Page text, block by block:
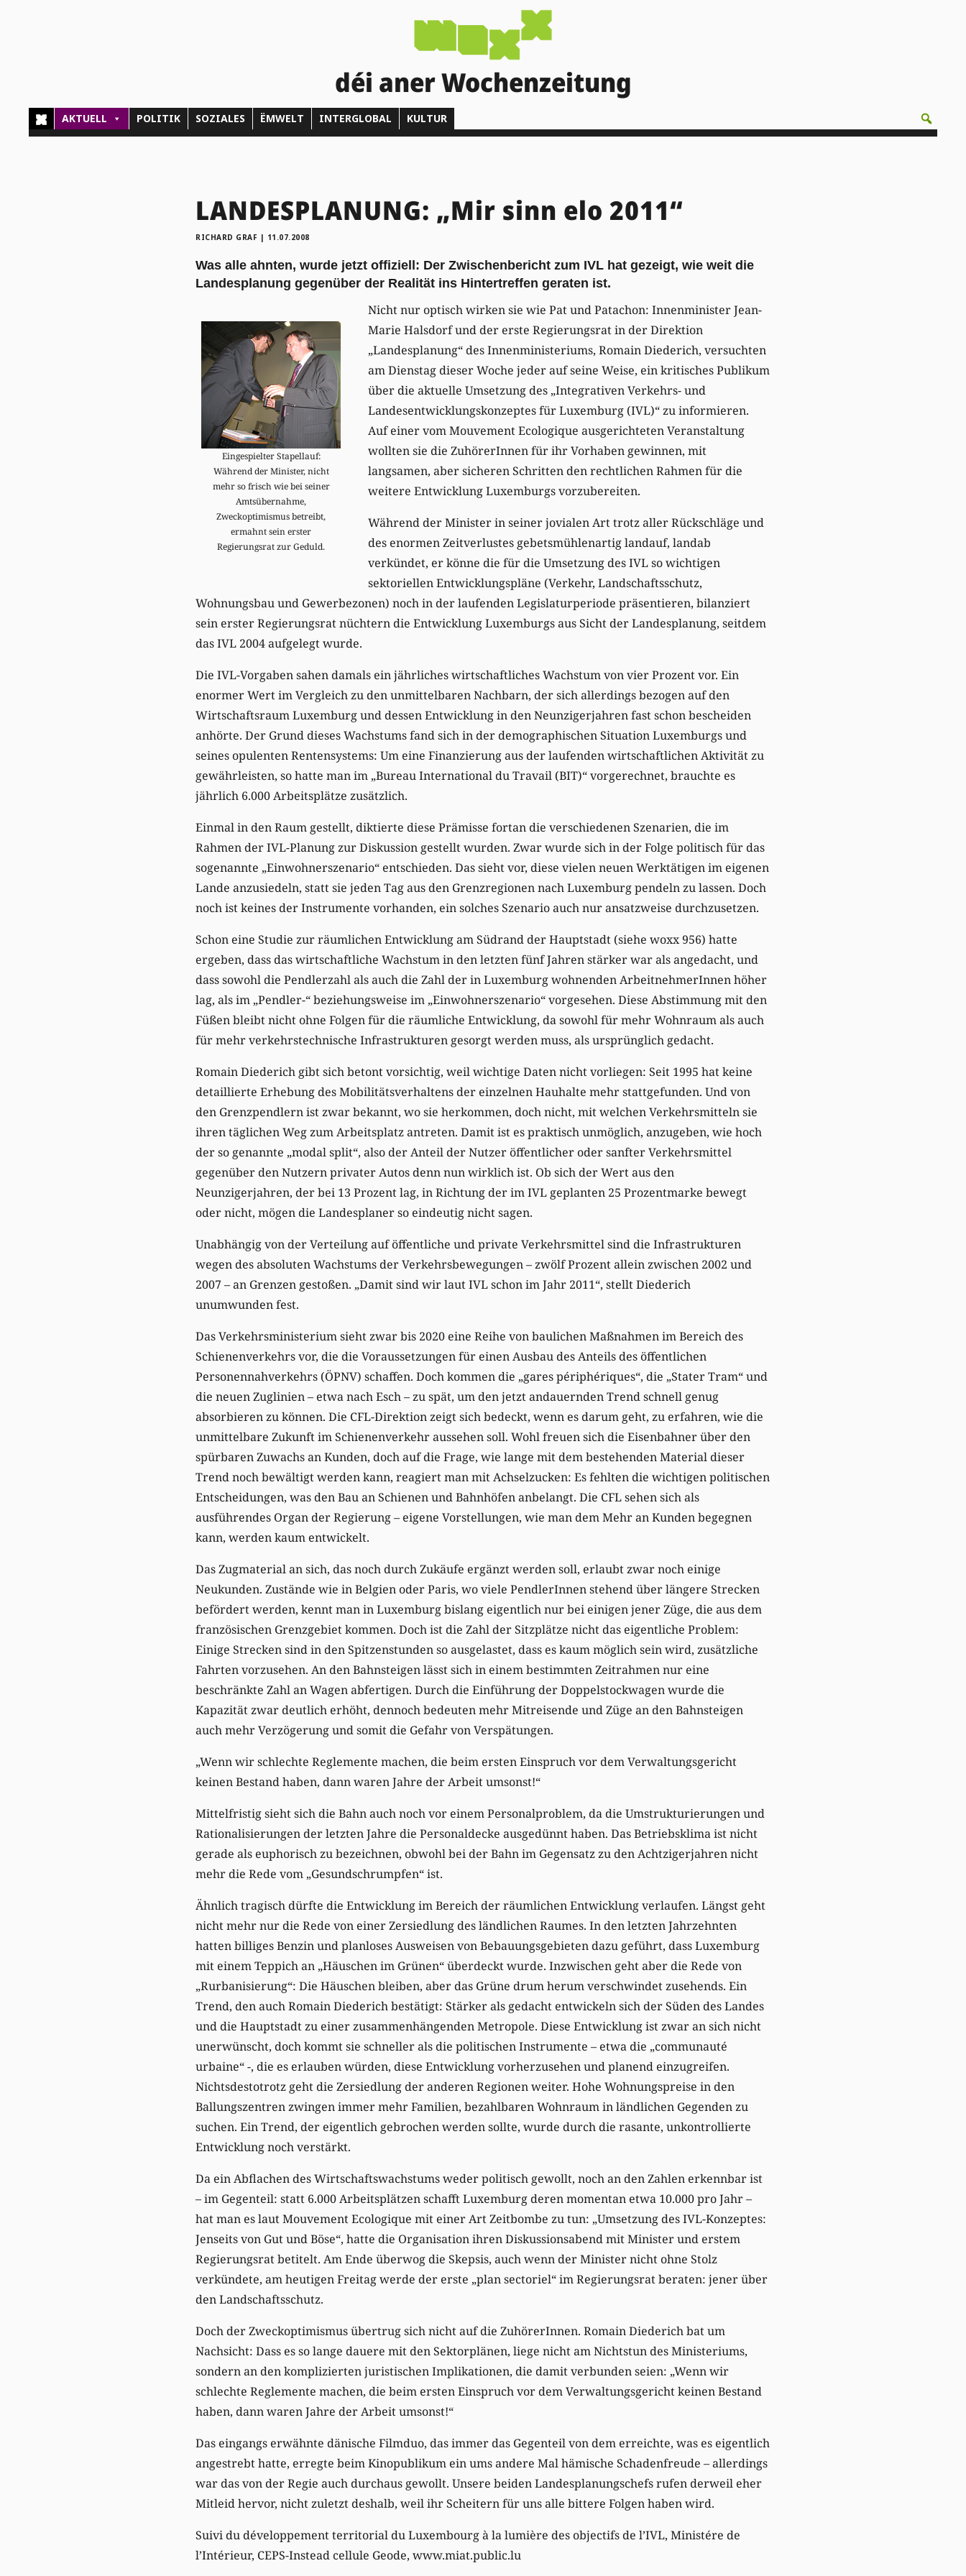
déi aner Wochenzeitung
AKTUELL POLITIK SOZIALES ËMWELT INTERGLOBAL KULTUR
LANDESPLANUNG: „Mir sinn elo 2011“
RICHARD GRAF | 11.07.2008
Was alle ahnten, wurde jetzt offiziell: Der Zwischenbericht zum IVL hat gezeigt, wie weit die
Landesplanung gegenüber der Realität ins Hintertreffen geraten ist.
Eingespielter Stapellauf:
Während der Minister, nicht
mehr so frisch wie bei seiner
Amtsübernahme,
Zweckoptimismus betreibt,
ermahnt sein erster
Regierungsrat zur Geduld.
Nicht nur optisch wirken sie wie Pat und Patachon: Innenminister Jean-
Marie Halsdorf und der erste Regierungsrat in der Direktion
„Landesplanung“ des Innenministeriums, Romain Diederich, versuchten
am Dienstag dieser Woche jeder auf seine Weise, ein kritisches Publikum
über die aktuelle Umsetzung des „Integrativen Verkehrs- und
Landesentwicklungskonzeptes für Luxemburg (IVL)“ zu informieren.
Auf einer vom Mouvement Ecologique ausgerichteten Veranstaltung
wollten sie die ZuhörerInnen für ihr Vorhaben gewinnen, mit
langsamen, aber sicheren Schritten den rechtlichen Rahmen für die
weitere Entwicklung Luxemburgs vorzubereiten.
Während der Minister in seiner jovialen Art trotz aller Rückschläge und
des enormen Zeitverlustes gebetsmühlenartig landauf, landab
verkündet, er könne die für die Umsetzung des IVL so wichtigen
sektoriellen Entwicklungspläne (Verkehr, Landschaftsschutz,
Wohnungsbau und Gewerbezonen) noch in der laufenden Legislaturperiode präsentieren, bilanziert
sein erster Regierungsrat nüchtern die Entwicklung Luxemburgs aus Sicht der Landesplanung, seitdem
das IVL 2004 aufgelegt wurde.
Die IVL-Vorgaben sahen damals ein jährliches wirtschaftliches Wachstum von vier Prozent vor. Ein
enormer Wert im Vergleich zu den unmittelbaren Nachbarn, der sich allerdings bezogen auf den
Wirtschaftsraum Luxemburg und dessen Entwicklung in den Neunzigerjahren fast schon bescheiden
anhörte. Der Grund dieses Wachstums fand sich in der demographischen Situation Luxemburgs und
seines opulenten Rentensystems: Um eine Finanzierung aus der laufenden wirtschaftlichen Aktivität zu
gewährleisten, so hatte man im „Bureau International du Travail (BIT)“ vorgerechnet, brauchte es
jährlich 6.000 Arbeitsplätze zusätzlich.
Einmal in den Raum gestellt, diktierte diese Prämisse fortan die verschiedenen Szenarien, die im
Rahmen der IVL-Planung zur Diskussion gestellt wurden. Zwar wurde sich in der Folge politisch für das
sogenannte „Einwohnerszenario“ entschieden. Das sieht vor, diese vielen neuen Werktätigen im eigenen
Lande anzusiedeln, statt sie jeden Tag aus den Grenzregionen nach Luxemburg pendeln zu lassen. Doch
noch ist keines der Instrumente vorhanden, ein solches Szenario auch nur ansatzweise durchzusetzen.
Schon eine Studie zur räumlichen Entwicklung am Südrand der Hauptstadt (siehe woxx 956) hatte
ergeben, dass das wirtschaftliche Wachstum in den letzten fünf Jahren stärker war als angedacht, und
dass sowohl die Pendlerzahl als auch die Zahl der in Luxemburg wohnenden ArbeitnehmerInnen höher
lag, als im „Pendler-“ beziehungsweise im „Einwohnerszenario“ vorgesehen. Diese Abstimmung mit den
Füßen bleibt nicht ohne Folgen für die räumliche Entwicklung, da sowohl für mehr Wohnraum als auch
für mehr verkehrstechnische Infrastrukturen gesorgt werden muss, als ursprünglich gedacht.
Romain Diederich gibt sich betont vorsichtig, weil wichtige Daten nicht vorliegen: Seit 1995 hat keine
detaillierte Erhebung des Mobilitätsverhaltens der einzelnen Hauhalte mehr stattgefunden. Und von
den Grenzpendlern ist zwar bekannt, wo sie herkommen, doch nicht, mit welchen Verkehrsmitteln sie
ihren täglichen Weg zum Arbeitsplatz antreten. Damit ist es praktisch unmöglich, anzugeben, wie hoch
der so genannte „modal split“, also der Anteil der Nutzer öffentlicher oder sanfter Verkehrsmittel
gegenüber den Nutzern privater Autos denn nun wirklich ist. Ob sich der Wert aus den
Neunzigerjahren, der bei 13 Prozent lag, in Richtung der im IVL geplanten 25 Prozentmarke bewegt
oder nicht, mögen die Landesplaner so eindeutig nicht sagen.
Unabhängig von der Verteilung auf öffentliche und private Verkehrsmittel sind die Infrastrukturen
wegen des absoluten Wachstums der Verkehrsbewegungen – zwölf Prozent allein zwischen 2002 und
2007 – an Grenzen gestoßen. „Damit sind wir laut IVL schon im Jahr 2011“, stellt Diederich
unumwunden fest.
Das Verkehrsministerium sieht zwar bis 2020 eine Reihe von baulichen Maßnahmen im Bereich des
Schienenverkehrs vor, die die Voraussetzungen für einen Ausbau des Anteils des öffentlichen
Personennahverkehrs (ÖPNV) schaffen. Doch kommen die „gares périphériques“, die „Stater Tram“ und
die neuen Zuglinien – etwa nach Esch – zu spät, um den jetzt andauernden Trend schnell genug
absorbieren zu können. Die CFL-Direktion zeigt sich bedeckt, wenn es darum geht, zu erfahren, wie die
unmittelbare Zukunft im Schienenverkehr aussehen soll. Wohl freuen sich die Eisenbahner über den
spürbaren Zuwachs an Kunden, doch auf die Frage, wie lange mit dem bestehenden Material dieser
Trend noch bewältigt werden kann, reagiert man mit Achselzucken: Es fehlten die wichtigen politischen
Entscheidungen, was den Bau an Schienen und Bahnhöfen anbelangt. Die CFL sehen sich als
ausführendes Organ der Regierung – eigene Vorstellungen, wie man dem Mehr an Kunden begegnen
kann, werden kaum entwickelt.
Das Zugmaterial an sich, das noch durch Zukäufe ergänzt werden soll, erlaubt zwar noch einige
Neukunden. Zustände wie in Belgien oder Paris, wo viele PendlerInnen stehend über längere Strecken
befördert werden, kennt man in Luxemburg bislang eigentlich nur bei einigen jener Züge, die aus dem
französischen Grenzgebiet kommen. Doch ist die Zahl der Sitzplätze nicht das eigentliche Problem:
Einige Strecken sind in den Spitzenstunden so ausgelastet, dass es kaum möglich sein wird, zusätzliche
Fahrten vorzusehen. An den Bahnsteigen lässt sich in einem bestimmten Zeitrahmen nur eine
beschränkte Zahl an Wagen abfertigen. Durch die Einführung der Doppelstockwagen wurde die
Kapazität zwar deutlich erhöht, dennoch bedeuten mehr Mitreisende und Züge an den Bahnsteigen
auch mehr Verzögerung und somit die Gefahr von Verspätungen.
„Wenn wir schlechte Reglemente machen, die beim ersten Einspruch vor dem Verwaltungsgericht
keinen Bestand haben, dann waren Jahre der Arbeit umsonst!“
Mittelfristig sieht sich die Bahn auch noch vor einem Personalproblem, da die Umstrukturierungen und
Rationalisierungen der letzten Jahre die Personaldecke ausgedünnt haben. Das Betriebsklima ist nicht
gerade als euphorisch zu bezeichnen, obwohl bei der Bahn im Gegensatz zu den Achtzigerjahren nicht
mehr die Rede vom „Gesundschrumpfen“ ist.
Ähnlich tragisch dürfte die Entwicklung im Bereich der räumlichen Entwicklung verlaufen. Längst geht
nicht mehr nur die Rede von einer Zersiedlung des ländlichen Raumes. In den letzten Jahrzehnten
hatten billiges Benzin und planloses Ausweisen von Bebauungsgebieten dazu geführt, dass Luxemburg
mit einem Teppich an „Häuschen im Grünen“ überdeckt wurde. Inzwischen geht aber die Rede von
„Rurbanisierung“: Die Häuschen bleiben, aber das Grüne drum herum verschwindet zusehends. Ein
Trend, den auch Romain Diederich bestätigt: Stärker als gedacht entwickeln sich der Süden des Landes
und die Hauptstadt zu einer zusammenhängenden Metropole. Diese Entwicklung ist zwar an sich nicht
unerwünscht, doch kommt sie schneller als die politischen Instrumente – etwa die „communauté
urbaine“ -, die es erlauben würden, diese Entwicklung vorherzusehen und planend einzugreifen.
Nichtsdestotrotz geht die Zersiedlung der anderen Regionen weiter. Hohe Wohnungspreise in den
Ballungszentren zwingen immer mehr Familien, bezahlbaren Wohnraum in ländlichen Gegenden zu
suchen. Ein Trend, der eigentlich gebrochen werden sollte, wurde durch die rasante, unkontrollierte
Entwicklung noch verstärkt.
Da ein Abflachen des Wirtschaftswachstums weder politisch gewollt, noch an den Zahlen erkennbar ist
– im Gegenteil: statt 6.000 Arbeitsplätzen schafft Luxemburg deren momentan etwa 10.000 pro Jahr –
hat man es laut Mouvement Ecologique mit einer Art Zeitbombe zu tun: „Umsetzung des IVL-Konzeptes:
Jenseits von Gut und Böse“, hatte die Organisation ihren Diskussionsabend mit Minister und erstem
Regierungsrat betitelt. Am Ende überwog die Skepsis, auch wenn der Minister nicht ohne Stolz
verkündete, am heutigen Freitag werde der erste „plan sectoriel“ im Regierungsrat beraten: jener über
den Landschaftsschutz.
Doch der Zweckoptimismus übertrug sich nicht auf die ZuhörerInnen. Romain Diederich bat um
Nachsicht: Dass es so lange dauere mit den Sektorplänen, liege nicht am Nichtstun des Ministeriums,
sondern an den komplizierten juristischen Implikationen, die damit verbunden seien: „Wenn wir
schlechte Reglemente machen, die beim ersten Einspruch vor dem Verwaltungsgericht keinen Bestand
haben, dann waren Jahre der Arbeit umsonst!“
Das eingangs erwähnte dänische Filmduo, das immer das Gegenteil von dem erreichte, was es eigentlich
angestrebt hatte, erregte beim Kinopublikum ein ums andere Mal hämische Schadenfreude – allerdings
war das von der Regie auch durchaus gewollt. Unsere beiden Landesplanungschefs rufen derweil eher
Mitleid hervor, nicht zuletzt deshalb, weil ihr Scheitern für uns alle bittere Folgen haben wird.
Suivi du développement territorial du Luxembourg à la lumière des objectifs de l’IVL, Ministére de
l’Intérieur, CEPS-Instead cellule Geode, www.miat.public.lu